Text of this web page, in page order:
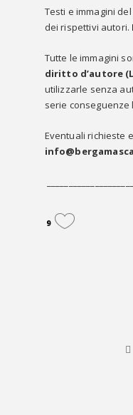
Testi e immagini
dei rispettivi autori.
Tutte le immagini
diritto d’autore
utilizzarle senza
serie conseguenze
Eventuali richieste
9